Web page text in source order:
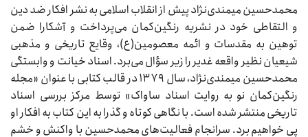
محمدحسین میمندی‌نژاد پیش از انقلاب اسلامی به نشر افکار ضد دین
و التقاطی خود در نشریه رنگین‌کمان می‌پرداخت و آشکارا ضمن
توهین به مقدسات و ائمه معصومین(ع)، وقایع تاریخی و مذهبی
شیعیان نظیر واقعه غدیر را زیر سؤال می‌برد. اسناد خیانت و وابستگی
محمدحسین میمندی‌نژاد، سال ۱۳۷۹ در قالب کتابی با عنوان «مجله
رنگین‌کمان نو به روایت اسناد ساواک» توسط مرکز بررسی اسناد
تاریخی منتشر شده است. با نگاهی کوتاه و گذرا به این کتاب به افکار او
پی خواهیم برد. سرانجام فعالیت‌های محمدحسین با واکنش و خشم